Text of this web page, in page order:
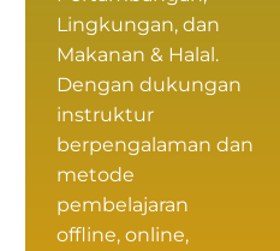
Lingkungan, dan
Makanan & Halal.
Dengan dukungan
instruktur
berpengalaman dan
metode
pembelajaran
offline, online,